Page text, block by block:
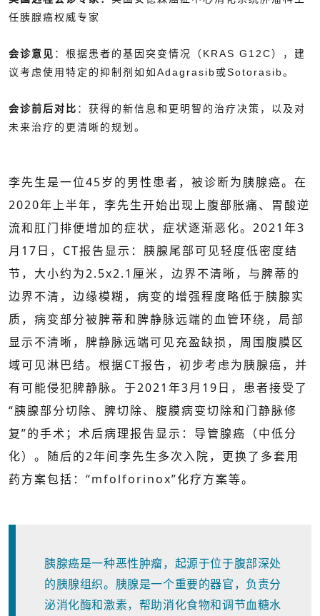
任胰腺癌权威专家
会诊意见 ：根据患者的基因突变情况（KRAS G12C），建
议考虑使用特定的抑制剂如如Adagrasib或Sotorasib。
会诊前后对比 ：获得的新信息和更明智的治疗决策，以及对
未来治疗的更清晰的规划。
李先生是一位45岁的男性患者，被诊断为胰腺癌。在
2020年上半年，李先生开始出现上腹部胀痛、胃酸逆
流和肛门排便增加的症状，症状逐渐恶化。2021年3
月17日，CT报告显示：胰腺尾部可见轻度低密度结
节，大小约为2.5x2.1厘米，边界不清晰，与脾蒂的
边界不清，边缘模糊，病变的增强程度略低于胰腺实
质，病变部分被脾蒂和脾静脉远端的血管环绕，局部
显示不清晰，脾静脉远端可见充盈缺损，周围腹膜区
域可见淋巴结。根据CT报告，初步考虑为胰腺癌，并
有可能侵犯脾静脉。于2021年3月19日，患者接受了
“胰腺部分切除、脾切除、腹膜病变切除和门静脉修
复”的手术；术后病理报告显示：导管腺癌（中低分
化）。随后的2年间李先生多次入院，更换了多套用
药方案包括：“mfolforinox”化疗方案等。
胰腺癌是一种恶性肿瘤，起源于位于腹部深处
的胰腺组织。胰腺是一个重要的器官，负责分
泌消化酶和激素，帮助消化食物和调节血糖水